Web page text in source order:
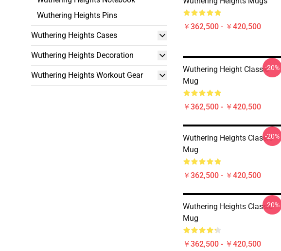
Wuthering Heights Pins
Wuthering Heights Cases
Wuthering Heights Decoration
Wuthering Heights Workout Gear
￥362,500 - ￥420,500
Wuthering Height Classic
Mug
￥362,500 - ￥420,500
-20%
Wuthering Heights Classic
Mug
￥362,500 - ￥420,500
-20%
Wuthering Heights Classic
Mug
￥362,500 - ￥420,500
-20%